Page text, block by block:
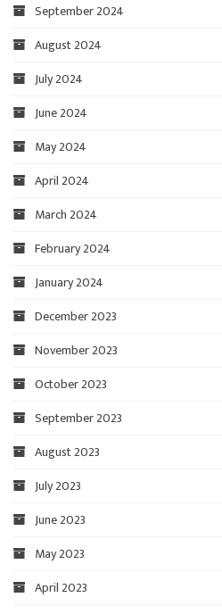
September 2024
August 2024
July 2024
June 2024
May 2024
April 2024
March 2024
February 2024
January 2024
December 2023
November 2023
October 2023
September 2023
August 2023
July 2023
June 2023
May 2023
April 2023